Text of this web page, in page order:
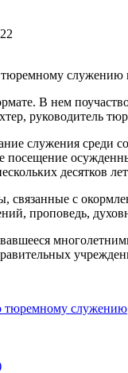
В нем
руководитель
служения среди
десятков
связанные с
проповедь,
тюремному служению